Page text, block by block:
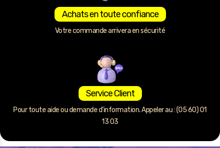
Achats en toute confiance
Votre commande arrivera en sécurité
Service Client
Pour toute aide ou demande d’information. Appeler au : (05 60) 01
13 03